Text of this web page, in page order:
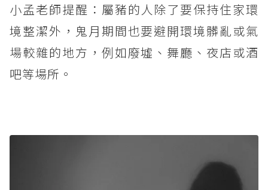
小孟老師提醒：屬豬的人除了要保持住家環
境整潔外，鬼月期間也要避開環境髒亂或氣
場較雜的地方，例如廢墟、舞廳、夜店或酒
吧等場所。